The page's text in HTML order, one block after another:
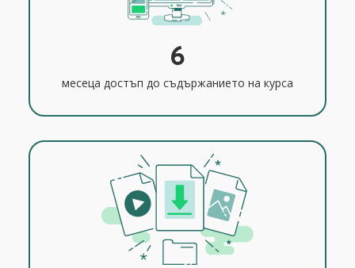
6
месеца достъп до съдържанието на курса